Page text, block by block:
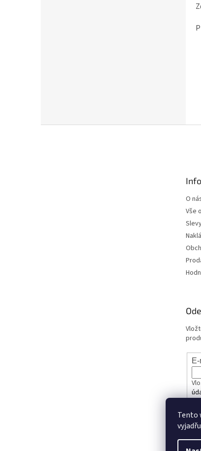
Tento
O
Vše
E-